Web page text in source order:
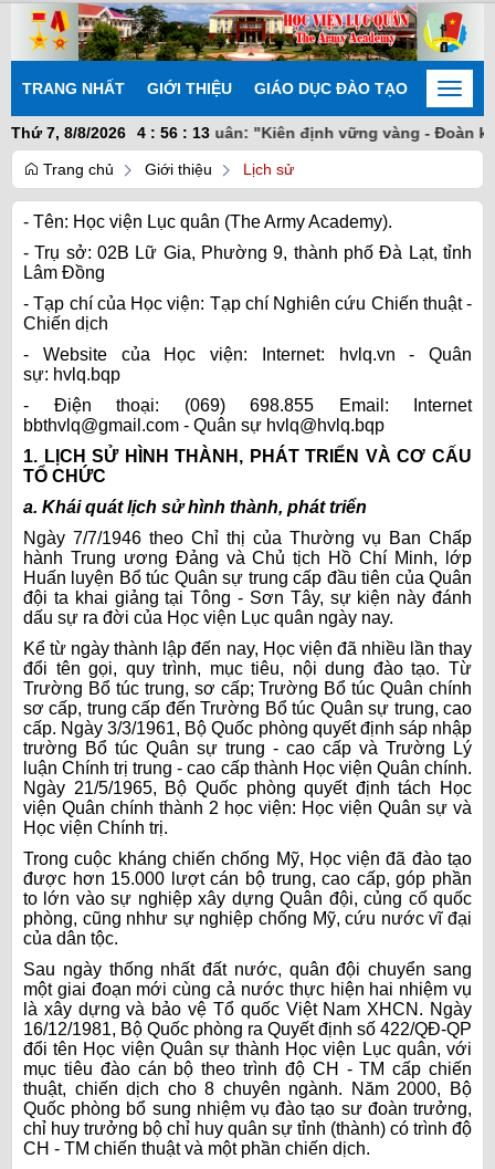
TRANG NHẤT GIỚI THIỆU GIÁO DỤC ĐÀO TẠO
Toggle
Thứ 7, 8/8/2026
4 : 56 : 14
Học viện Lục quân: "Kiên định vững vàng - Đoàn kết
Trang chủ Giới thiệu Lịch sử
- Tên: Học viện Lục quân (The Army Academy).
- Trụ sở: 02B Lữ Gia, Phường 9, thành phố Đà Lạt, tỉnh
Lâm Đồng
- Tạp chí của Học viện: Tạp chí Nghiên cứu Chiến thuật -
Chiến dịch
- Website của Học viện: Internet: hvlq.vn - Quân
sự: hvlq.bqp
- Điện thoại: (069) 698.855 Email: Internet
bbthvlq@gmail.com - Quân sự hvlq@hvlq.bqp
1. LỊCH SỬ HÌNH THÀNH, PHÁT TRIỂN VÀ CƠ CẤU
TỔ CHỨC
a. Khái quát lịch sử hình thành, phát triển
Ngày 7/7/1946 theo Chỉ thị của Thường vụ Ban Chấp
hành Trung ương Đảng và Chủ tịch Hồ Chí Minh, lớp
Huấn luyện Bổ túc Quân sự trung cấp đầu tiên của Quân
đội ta khai giảng tại Tông - Sơn Tây, sự kiện này đánh
dấu sự ra đời của Học viện Lục quân ngày nay.
Kể từ ngày thành lập đến nay, Học viện đã nhiều lần thay
đổi tên gọi, quy trình, mục tiêu, nội dung đào tạo. Từ
Trường Bổ túc trung, sơ cấp; Trường Bổ túc Quân chính
sơ cấp, trung cấp đến Trường Bổ túc Quân sự trung, cao
cấp. Ngày 3/3/1961, Bộ Quốc phòng quyết định sáp nhập
trường Bổ túc Quân sự trung - cao cấp và Trường Lý
luận Chính trị trung - cao cấp thành Học viện Quân chính.
Ngày 21/5/1965, Bộ Quốc phòng quyết định tách Học
viện Quân chính thành 2 học viện: Học viện Quân sự và
Học viện Chính trị.
Trong cuộc kháng chiến chống Mỹ, Học viện đã đào tạo
được hơn 15.000 lượt cán bộ trung, cao cấp, góp phần
to lớn vào sự nghiệp xây dựng Quân đội, củng cố quốc
phòng, cũng nhhư sự nghiệp chống Mỹ, cứu nước vĩ đại
của dân tộc.
Sau ngày thống nhất đất nước, quân đội chuyển sang
một giai đoạn mới cùng cả nước thực hiện hai nhiệm vụ
là xây dựng và bảo vệ Tổ quốc Việt Nam XHCN. Ngày
16/12/1981, Bộ Quốc phòng ra Quyết định số 422/QĐ-QP
đổi tên Học viện Quân sự thành Học viện Lục quân, với
mục tiêu đào cán bộ theo trình độ CH - TM cấp chiến
thuật, chiến dịch cho 8 chuyên ngành. Năm 2000, Bộ
Quốc phòng bổ sung nhiệm vụ đào tạo sư đoàn trưởng,
chỉ huy trưởng bộ chỉ huy quân sự tỉnh (thành) có trình độ
CH - TM chiến thuật và một phần chiến dịch.